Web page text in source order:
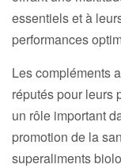
essentiels et à
performances
Les compléments
réputés pour leurs
un rôle important
promotion de la
superaliments